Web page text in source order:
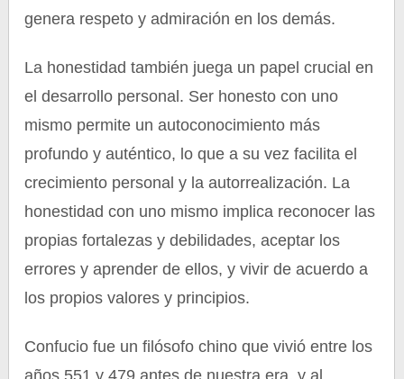
genera respeto y admiración en los demás.
La honestidad también juega un papel crucial en
el desarrollo personal. Ser honesto con uno
mismo permite un autoconocimiento más
profundo y auténtico, lo que a su vez facilita el
crecimiento personal y la autorrealización. La
honestidad con uno mismo implica reconocer las
propias fortalezas y debilidades, aceptar los
errores y aprender de ellos, y vivir de acuerdo a
los propios valores y principios.
Confucio fue un filósofo chino que vivió entre los
años 551 y 479 antes de nuestra era, y al